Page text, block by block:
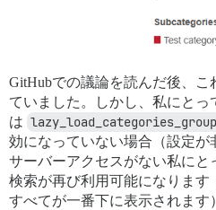
GitHubでの議論を読んだ後、こ
ていました。しかし、私にとっ
は
効になっていない場合（設定が
サーバーアクセスがない私にと
検索が再び利用可能になります
すべてが一番下に表示されます